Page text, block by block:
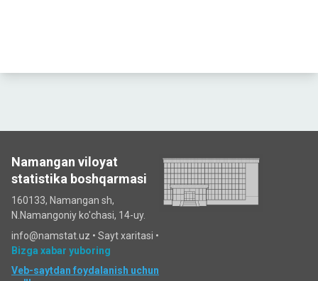
Namangan viloyat
statistika boshqarmasi
160133, Namangan sh,
N.Namangoniy ko'chasi, 14-uy.
info@namstat.uz • Sayt xaritasi •
Bizga xabar yuboring
Veb-saytdan foydalanish uchun